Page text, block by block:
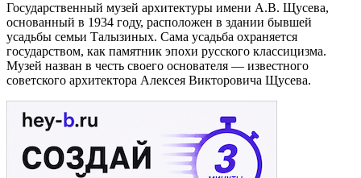
Государственный музей архитектуры имени А.В. Щусева,
основанный в 1934 году, расположен в здании бывшей
усадьбы семьи Талызиных. Сама усадьба охраняется
государством, как памятник эпохи русского классицизма.
Музей назван в честь своего основателя — известного
советского архитектора Алексея Викторовича Щусева.